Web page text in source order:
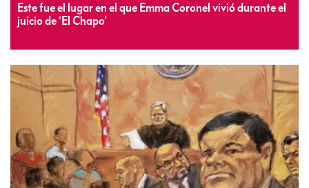
Este fue el lugar en el que Emma Coronel vivió durante el
juicio de ‘El Chapo’